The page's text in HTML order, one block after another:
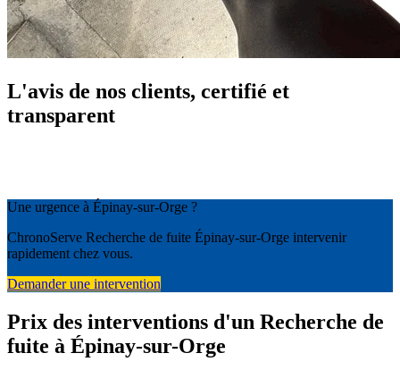
L'avis de nos clients, certifié et
transparent
Une urgence à Épinay-sur-Orge ?
ChronoServe Recherche de fuite Épinay-sur-Orge intervenir
rapidement chez vous.
Demander une intervention
Prix des interventions d'un Recherche de
fuite à Épinay-sur-Orge